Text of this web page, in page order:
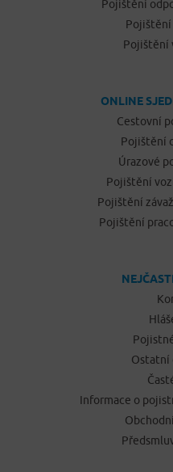
Pojištění
Pojištění
ONLINE
Cestovní
Pojištění
Úrazové
Pojištění
Pojištění
Pojištění
Ostatní
Informace o